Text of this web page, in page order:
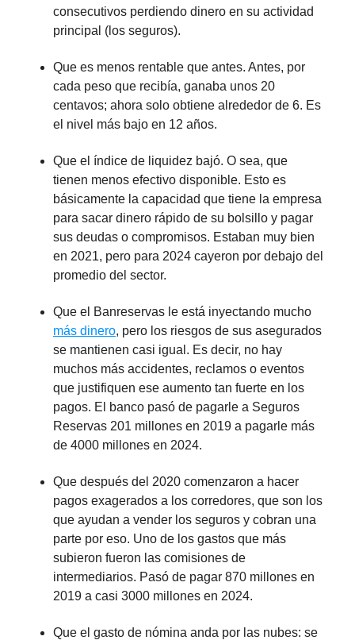
consecutivos perdiendo dinero en su actividad
principal (los seguros).
Que es menos rentable que antes. Antes, por
cada peso que recibía, ganaba unos 20
centavos; ahora solo obtiene alrededor de 6. Es
el nivel más bajo en 12 años.
Que el índice de liquidez bajó. O sea, que
tienen menos efectivo disponible. Esto es
básicamente la capacidad que tiene la empresa
para sacar dinero rápido de su bolsillo y pagar
sus deudas o compromisos. Estaban muy bien
en 2021, pero para 2024 cayeron por debajo del
promedio del sector.
Que el Banreservas le está inyectando mucho
más dinero, pero los riesgos de sus asegurados
se mantienen casi igual. Es decir, no hay
muchos más accidentes, reclamos o eventos
que justifiquen ese aumento tan fuerte en los
pagos. El banco pasó de pagarle a Seguros
Reservas 201 millones en 2019 a pagarle más
de 4000 millones en 2024.
Que después del 2020 comenzaron a hacer
pagos exagerados a los corredores, que son los
que ayudan a vender los seguros y cobran una
parte por eso. Uno de los gastos que más
subieron fueron las comisiones de
intermediarios. Pasó de pagar 870 millones en
2019 a casi 3000 millones en 2024.
Que el gasto de nómina anda por las nubes: se